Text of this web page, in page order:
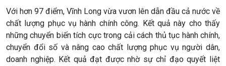
Quốc hội với cử tri
Xây dựng đảng
Đảng trong cuộc sống
Nhận diện sự thật
Pháp luật và đời sống
Hồ sơ sự kiện quốc tế
Thế giới & Việt Nam
Biên cương - Một dải vững
bền
Với hơn 97 điểm, Vĩnh Long vừa vươn lên dẫn đầu cả nước về
chất lượng phục vụ hành chính công. Kết quả này cho thấy
những chuyển biến tích cực trong cải cách thủ tục hành chính,
chuyển đổi số và nâng cao chất lượng phục vụ người dân,
doanh nghiệp. Kết quả đạt được nhờ sự chỉ đạo quyết liệt